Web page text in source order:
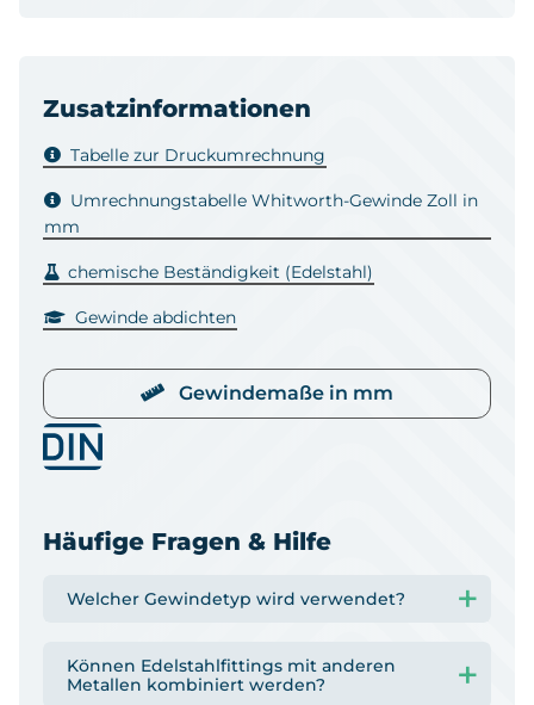
Zusatzinformationen
Tabelle zur Druckumrechnung
Umrechnungstabelle Whitworth-Gewinde Zoll in
mm
chemische Beständigkeit (Edelstahl)
Gewinde abdichten
Gewindemaße in mm
Häufige Fragen & Hilfe
Welcher Gewindetyp wird verwendet?
Können Edelstahlfittings mit anderen
Metallen kombiniert werden?